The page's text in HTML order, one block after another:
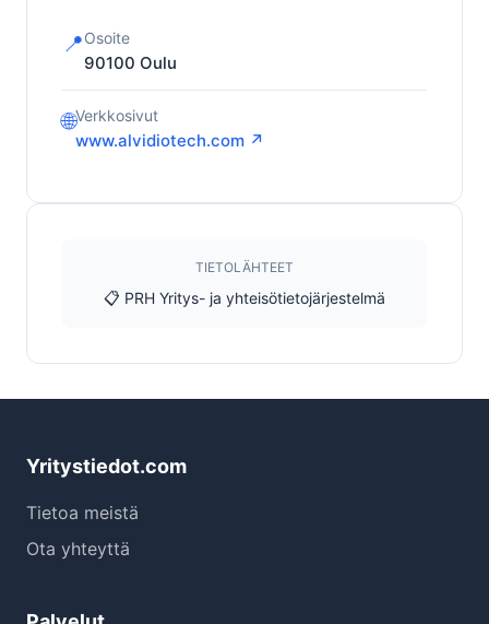
📍Osoite
90100 Oulu
🌐Verkkosivut
www.alvidiotech.com ↗
TIETOLÄHTEET
📋 PRH Yritys- ja yhteisötietojärjestelmä
Yritystiedot.com
Tietoa meistä
Ota yhteyttä